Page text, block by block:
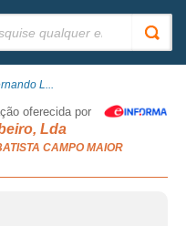
L...
oferecida por
Lda
CAMPO MAIOR